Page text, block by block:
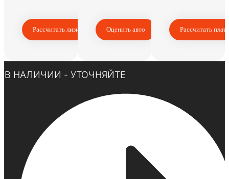
Рассчитать лизинг Оценить авто Рассчитать
В НАЛИЧИИ - УТОЧНЯЙТЕ